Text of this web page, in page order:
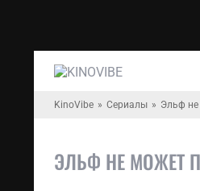
KinoVibe Сериалы Эльф не
ЭЛЬФ НЕ МОЖЕТ